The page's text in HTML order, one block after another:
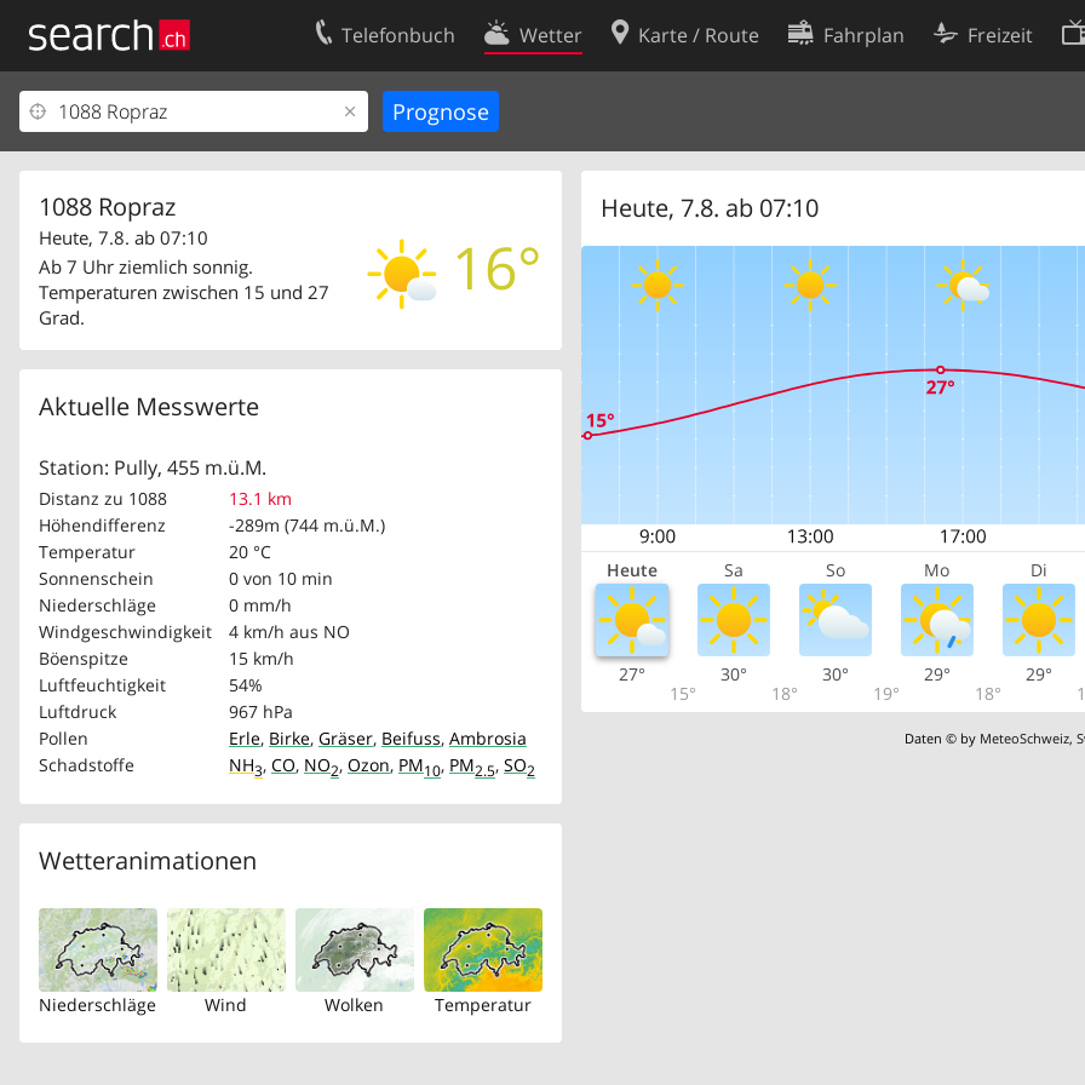
Telefonbuch Wetter Karte / Route Fahrplan Freizeit
1088 Ropraz
16°
Heute, 7.8. ab 07:10
Ab 7 Uhr ziemlich sonnig.
Temperaturen zwischen 15 und 27
Grad.
Aktuelle Messwerte
Station: Pully, 455 m.ü.M.
Distanz zu 1088
13.1 km
Höhendifferenz
-289m (744 m.ü.M.)
Temperatur
20 °C
Sonnenschein
0 von 10 min
Niederschläge
0 mm/h
Windgeschwindigkeit
4 km/h aus NO
Böenspitze
15 km/h
Luftfeuchtigkeit
54%
Luftdruck
967 hPa
Pollen
Erle, Birke, Gräser, Beifuss, Ambrosia
Schadstoffe
NH3, CO, NO2, Ozon, PM10, PM2.5, SO2
Wetteranimationen
Niederschläge Wind Wolken Temperatur
Heute, 7.8. ab 07:10
Heute Sa So Mo Di
27°
15°
30°
18°
30°
19°
29°
18°
29°
Daten © by MeteoSchweiz,
Ihr Eintrag
Kundencenter Geschäftskunden
Kontakt
Nutzungsbedingungen
Cookie-Einstellungen